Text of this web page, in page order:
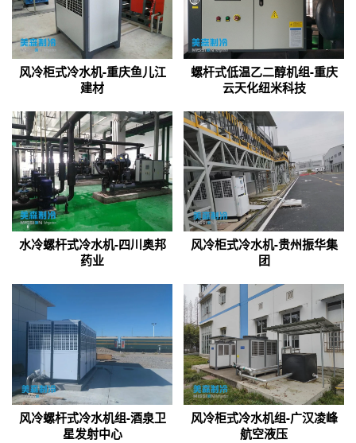
风冷柜式冷水机-重庆鱼儿江
建材
螺杆式低温乙二醇机组-重庆
云天化纽米科技
水冷螺杆式冷水机-四川奥邦
药业
风冷柜式冷水机-贵州振华集
团
风冷螺杆式冷水机组-酒泉卫
星发射中心
风冷柜式冷水机组-广汉凌峰
航空液压